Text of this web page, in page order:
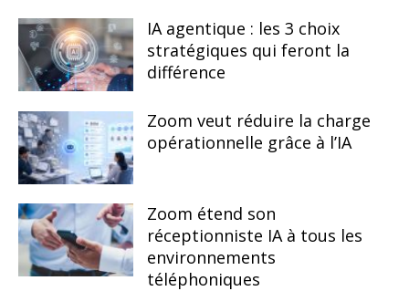
IA agentique : les 3 choix
stratégiques qui feront la
différence
Zoom veut réduire la charge
opérationnelle grâce à l’IA
Zoom étend son
réceptionniste IA à tous les
environnements
téléphoniques